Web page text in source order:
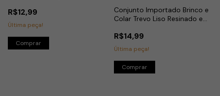
R$12,99
Última peça!
Conjunto Importado Brinco e
Colar Trevo Liso Resinado em
R$14,99
Última peça!
Comprar